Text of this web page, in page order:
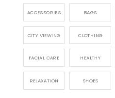
ACCESSORIES BAGS
CITY VIEWING CLOTHING
FACIAL CARE HEALTHY
RELAXATION SHOES